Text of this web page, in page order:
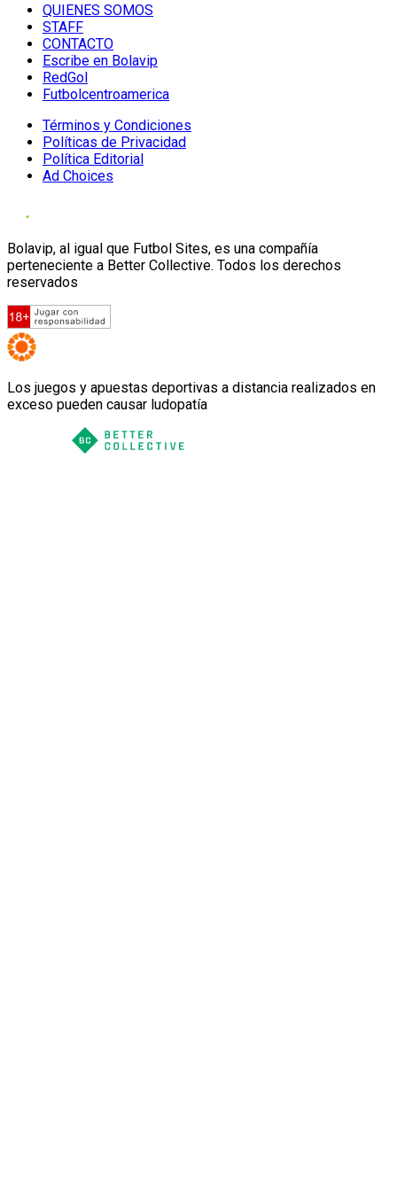
QUIENES SOMOS
STAFF
CONTACTO
Escribe en Bolavip
RedGol
Futbolcentroamerica
Términos y Condiciones
Políticas de Privacidad
Política Editorial
Ad Choices
Bolavip, al igual que Futbol Sites, es una compañía
perteneciente a Better Collective. Todos los derechos
reservados
Los juegos y apuestas deportivas a distancia realizados en
exceso pueden causar ludopatía